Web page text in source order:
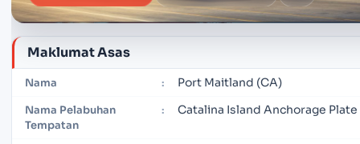
Maklumat Asas
Nama : Port Maitland (CA)
Nama Pelabuhan
Tempatan
: Catalina Island Anchorage Plate